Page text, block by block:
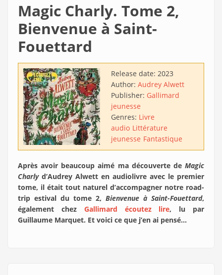
Magic Charly. Tome 2,
Bienvenue à Saint-
Fouettard
Release date: 2023
Author: Audrey Alwett
Publisher: Gallimard
jeunesse
Genres: Livre
audio Littérature
jeunesse Fantastique
Après avoir beaucoup aimé ma découverte de Magic
Charly d’Audrey Alwett en audiolivre avec le premier
tome, il était tout naturel d’accompagner notre road-
trip estival du tome 2, Bienvenue à Saint-Fouettard,
également chez Gallimard écoutez lire, lu par
Guillaume Marquet. Et voici ce que j’en ai pensé…